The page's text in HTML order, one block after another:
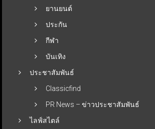
ยานยนต์
ประกัน
กีฬา
บันเทิง
ประชาสัมพันธ์
Classicfind
PR News – ข่าวประชาสัมพันธ์
ไลฟ์สไตล์